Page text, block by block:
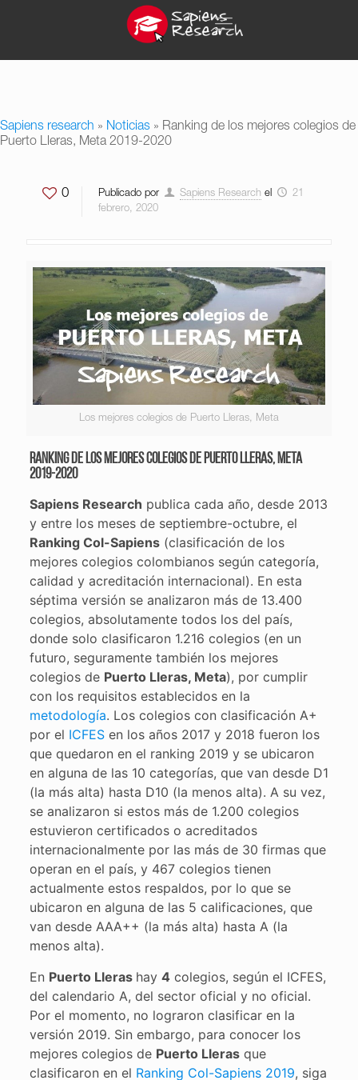
Sapiens research » Noticias » Ranking de los mejores colegios de
Puerto Lleras, Meta 2019-2020
0 Publicado por Sapiens Research el
21
febrero, 2020
Los mejores colegios de Puerto Lleras, Meta
Ranking de los mejores colegios de Puerto Lleras, Meta
2019-2020
Sapiens Research publica cada año, desde 2013
y entre los meses de septiembre-octubre, el
Ranking Col-Sapiens(clasificación de los
mejores colegios colombianos según categoría,
calidad y acreditación internacional). En esta
séptima versión se analizaron más de 13.400
colegios, absolutamente todos los del país,
donde solo clasificaron 1.216 colegios (en un
futuro, seguramente también los mejores
colegios de Puerto Lleras, Meta), por cumplir
con los requisitos establecidos en la
metodología. Los colegios con clasificación A+
por el ICFESen los años 2017 y 2018 fueron los
que quedaron en el ranking 2019 y se ubicaron
en alguna de las 10 categorías, que van desde D1
(la más alta) hasta D10 (la menos alta). A su vez,
se analizaron si estos más de 1.200 colegios
estuvieron certificados o acreditados
internacionalmente por las más de 30 firmas que
operan en el país, y 467 colegios tienen
actualmente estos respaldos, por lo que se
ubicaron en alguna de las 5 calificaciones, que
van desde AAA++ (la más alta) hasta A (la
menos alta).
En Puerto Lleras hay 4 colegios, según el ICFES,
del calendario A, del sector oficial y no oficial.
Por el momento, no lograron clasificar en la
versión 2019. Sin embargo, para conocer los
mejores colegios de Puerto Llerasque
clasificaron en el Ranking Col-Sapiens 2019, siga